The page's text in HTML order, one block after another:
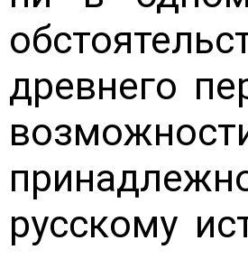
древнего
русскому